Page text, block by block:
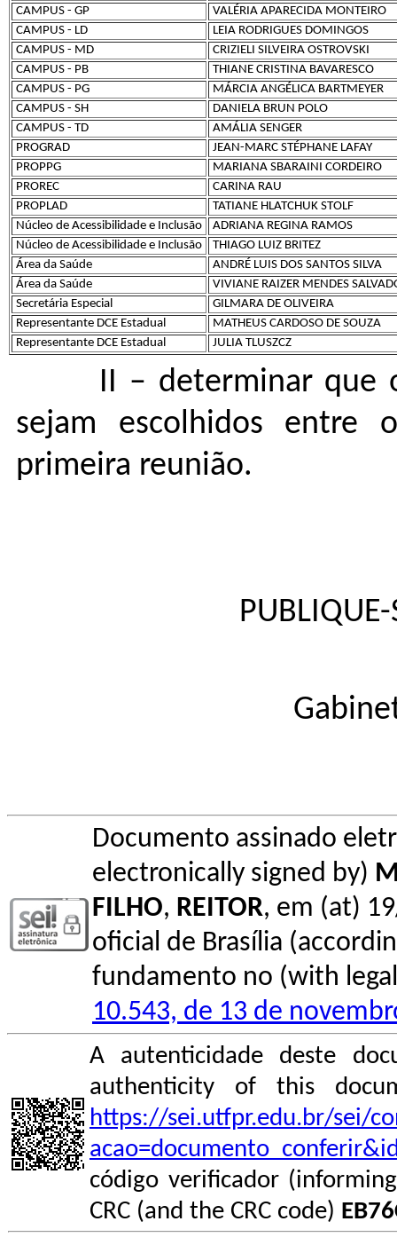
CAMPUS - GP
VALÉRIA APARECIDA MONTEIRO
CAMPUS - LD
LEIA RODRIGUES DOMINGOS
CAMPUS - MD
CRIZIELI SILVEIRA OSTROVSKI
CAMPUS - PB
THIANE CRISTINA BAVARESCO
CAMPUS - PG
MÁRCIA ANGÉLICA BARTMEYER
CAMPUS - SH
DANIELA BRUN POLO
CAMPUS - TD
AMÁLIA SENGER
PROGRAD
JEAN-MARC STÉPHANE LAFAY
PROPPG
MARIANA SBARAINI CORDEIRO
PROREC
CARINA RAU
PROPLAD
TATIANE HLATCHUK STOLF
Núcleo de Acessibilidade e Inclusão
ADRIANA REGINA RAMOS
Núcleo de Acessibilidade e Inclusão
THIAGO LUIZ BRITEZ
Área da Saúde
ANDRÉ LUIS DOS SANTOS SILVA
Área da Saúde
VIVIANE RAIZER MENDES
Secretária Especial
GILMARA DE OLIVEIRA
Representante DCE Estadual
MATHEUS CARDOSO DE SOUZA
Representante DCE Estadual
JULIA TLUSZCZ
II – determinar que
sejam escolhidos entre
primeira reunião.
PUBLIQUE-
Documento assinado
electronically signed by)
FILHO, REITOR, em (at)
oficial de Brasília
fundamento no (with
10.543, de 13 de
A autenticidade deste
authenticity of this
https://sei.utfpr.edu.br/sei/
código verificador
CRC (and the CRC code)